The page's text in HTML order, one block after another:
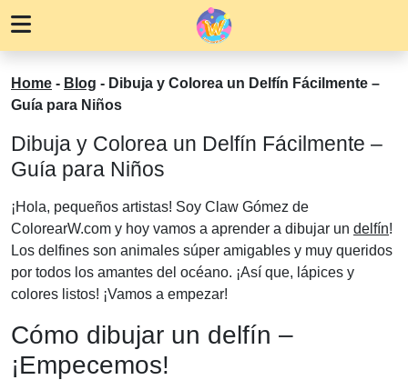
Home - Blog - Dibuja y Colorea un Delfín Fácilmente –
Guía para Niños
Dibuja y Colorea un Delfín Fácilmente –
Guía para Niños
¡Hola, pequeños artistas! Soy Claw Gómez de
ColorearW.com y hoy vamos a aprender a dibujar un delfín!
Los delfines son animales súper amigables y muy queridos
por todos los amantes del océano. ¡Así que, lápices y
colores listos! ¡Vamos a empezar!
Cómo dibujar un delfín –
¡Empecemos!